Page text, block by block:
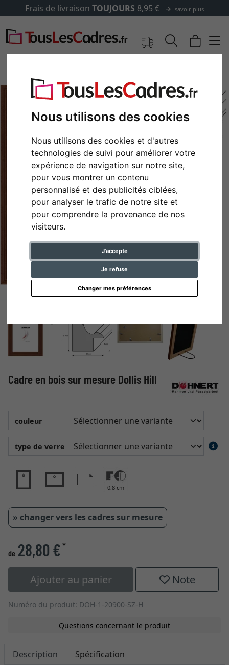
Nous utilisons des cookies
Nous utilisons des cookies et d'autres
technologies de suivi pour améliorer votre
expérience de navigation sur notre site,
pour vous montrer un contenu
personnalisé et des publicités ciblées,
pour analyser le trafic de notre site et
pour comprendre la provenance de nos
visiteurs.
J'accepte
Je refuse
Changer mes préférences
Frais de livraison TOUJOURS 8,95 € savoir plus
Retour
Cadre en bois sur mesure Dollis Hill
couleur
type de verre
0,8 cm
» changer vers les cadres sur mesure
de 28,80 €*
Ajouter au panier Note
Numéro du produit: DOH-1-20900-SZ-H
Questions concernant le produit
Description Spécification